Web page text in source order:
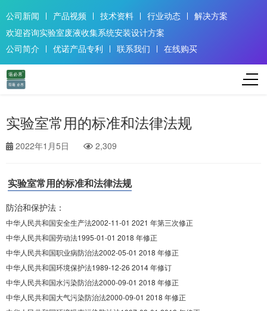
公司新闻 产品视频 技术资料 行业动态
解决方案
欢迎咨询实验室废液收集系统安装设计方案
公司简介
优诺产品专利 联系我们 在线购买
实验室常用的标准和法律法规
2022年1月5日 2,309
实验室常用的标准和法律法规
防治和保护法：
中华人民共和国安全生产法2002-11-01 2021 年第三次修正
中华人民共和国劳动法1995-01-01 2018 年修正
中华人民共和国职业病防治法2002-05-01 2018 年修正
中华人民共和国环境保护法1989-12-26 2014 年修订
中华人民共和国水污染防治法2000-09-01 2018 年修正
中华人民共和国大气污染防治法2000-09-01 2018 年修正